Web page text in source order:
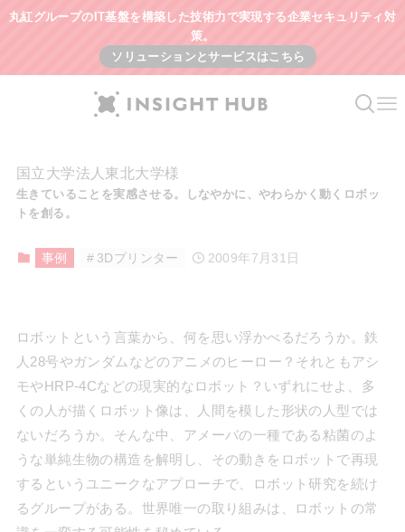
丸紅グループのIT基盤を構築した技術力で実現する企業セキュリティ対
策。
ソリューションとサービスはこちら
国立大学法人東北大学様
生きていることを実感させる。しなやかに、やわらかく動くロボッ
トを創る。
事例 3Dプリンター 2009年7月31日
ロボットという言葉から、何を思い浮かべるだろうか。鉄
人28号やガンダムなどのアニメのヒーロー？それともアシ
モやHRP-4Cなどの現実的なロボット？いずれにせよ、多
くの人が描くロボット像は、人間を模した形状の人型では
ないだろうか。そんな中、アメーバの一種である粘菌のよ
うな単純生物の構造を解明し、その動きをロボットで再現
するというユニークなアプローチで、ロボット研究を続け
るグループがある。世界唯一の取り組みは、ロボットの常